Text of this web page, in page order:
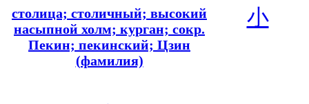
столица; столичный; высокий
насыпной холм; курган; сокр.
Пекин; пекинский; Цзин
(фамилия)
小